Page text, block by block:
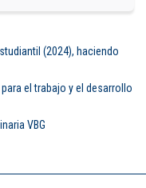
(2024), haciendo
el trabajo y el desarrollo
VBG